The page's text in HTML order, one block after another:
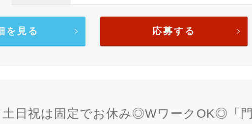
を見る 応募する
日祝は固定でお休み◎WワークOK◎「門